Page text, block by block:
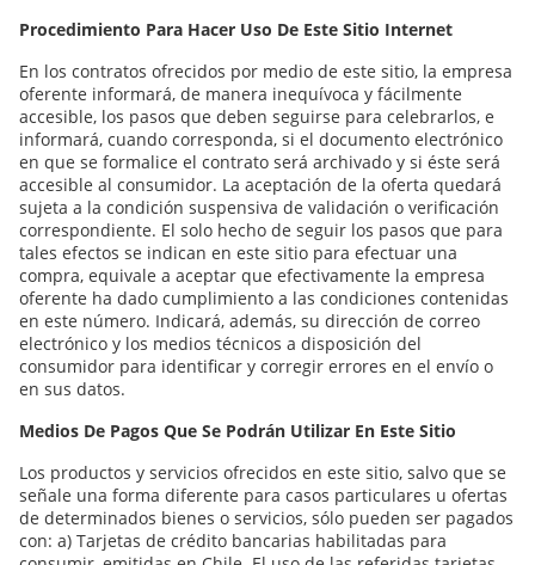
Procedimiento Para Hacer Uso De Este Sitio Internet
En los contratos ofrecidos por medio de este sitio, la empresa
oferente informará, de manera inequívoca y fácilmente
accesible, los pasos que deben seguirse para celebrarlos, e
informará, cuando corresponda, si el documento electrónico
en que se formalice el contrato será archivado y si éste será
accesible al consumidor. La aceptación de la oferta quedará
sujeta a la condición suspensiva de validación o verificación
correspondiente. El solo hecho de seguir los pasos que para
tales efectos se indican en este sitio para efectuar una
compra, equivale a aceptar que efectivamente la empresa
oferente ha dado cumplimiento a las condiciones contenidas
en este número. Indicará, además, su dirección de correo
electrónico y los medios técnicos a disposición del
consumidor para identificar y corregir errores en el envío o
en sus datos.
Medios De Pagos Que Se Podrán Utilizar En Este Sitio
Los productos y servicios ofrecidos en este sitio, salvo que se
señale una forma diferente para casos particulares u ofertas
de determinados bienes o servicios, sólo pueden ser pagados
con: a) Tarjetas de crédito bancarias habilitadas para